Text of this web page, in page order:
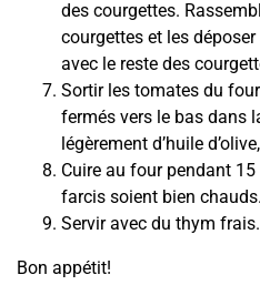
des courgettes.
courgettes et les déposer
avec le reste des
Sortir les tomates du
fermés vers le bas dans
légèrement d’huile
Cuire au four pendant
farcis soient bien chauds.
Servir avec du thym frais.
Bon appétit!